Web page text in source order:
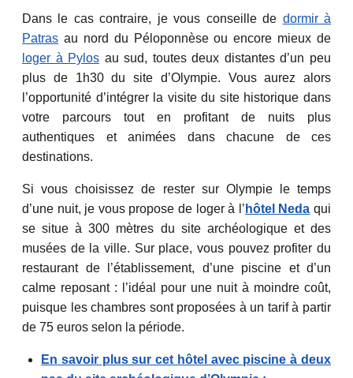
Dans le cas contraire, je vous conseille de dormir à
Patras au nord du Péloponnèse ou encore mieux de
loger à Pylos au sud, toutes deux distantes d’un peu
plus de 1h30 du site d’Olympie. Vous aurez alors
l’opportunité d’intégrer la visite du site historique dans
votre parcours tout en profitant de nuits plus
authentiques et animées dans chacune de ces
destinations.
Si vous choisissez de rester sur Olympie le temps
d’une nuit, je vous propose de loger à l’ hôtel Neda qui
se situe à 300 mètres du site archéologique et des
musées de la ville. Sur place, vous pouvez profiter du
restaurant de l’établissement, d’une piscine et d’un
calme reposant : l’idéal pour une nuit à moindre coût,
puisque les chambres sont proposées à un tarif à partir
de 75 euros selon la période.
En savoir plus sur cet hôtel avec piscine à deux